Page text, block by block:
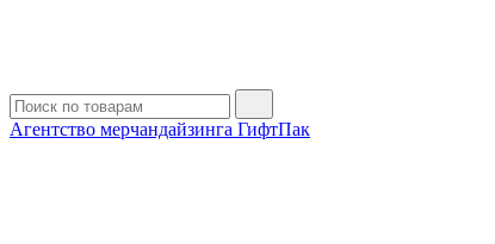
Агентство мерчандайзинга ГифтПак